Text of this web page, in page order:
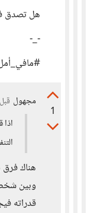
هل تصدق
-_-
1
مجهول
هناك فرق
وبين
قدراته